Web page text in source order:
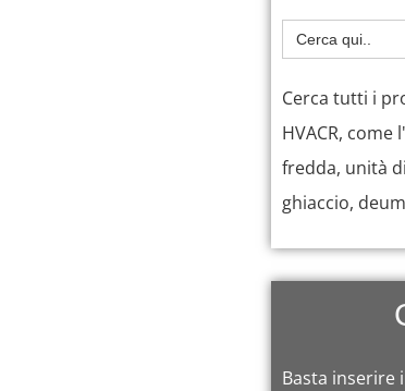
Cercare:
Cerca tutti i
HVACR,
fredda, unità
ghiaccio,
Basta inserire